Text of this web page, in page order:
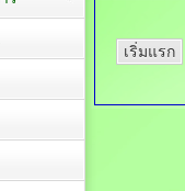
เริ่มแรก